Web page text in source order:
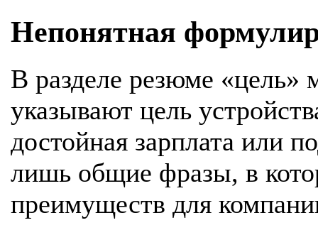
Непонятная
В разделе резюме «цель»
указывают цель
достойная зарплата или
лишь общие фразы, в
преимуществ для